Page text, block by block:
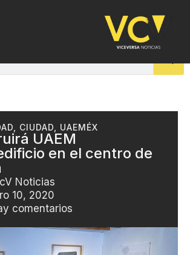
CIUDAD UAEMÉX
UAEM
en el centro de
Noticias
10, 2020
comentarios